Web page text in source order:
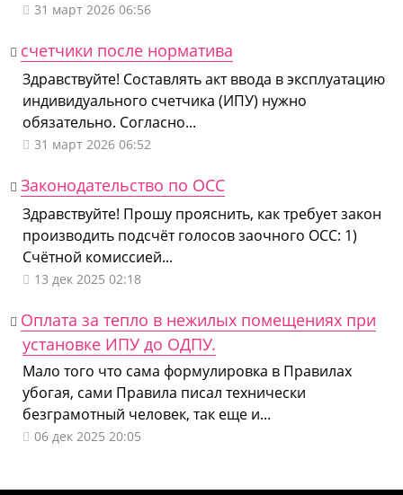
31 март 2026 06:56
счетчики после норматива
Здравствуйте! Составлять акт ввода в эксплуатацию
индивидуального счетчика (ИПУ) нужно
обязательно. Согласно...
31 март 2026 06:52
Законодательство по ОСС
Здравствуйте! Прошу прояснить, как требует закон
производить подсчёт голосов заочного ОСС: 1)
Счётной комиссией...
13 дек 2025 02:18
Оплата за тепло в нежилых помещениях при
установке ИПУ до ОДПУ.
Мало того что сама формулировка в Правилах
убогая, сами Правила писал технически
безграмотный человек, так еще и...
06 дек 2025 20:05